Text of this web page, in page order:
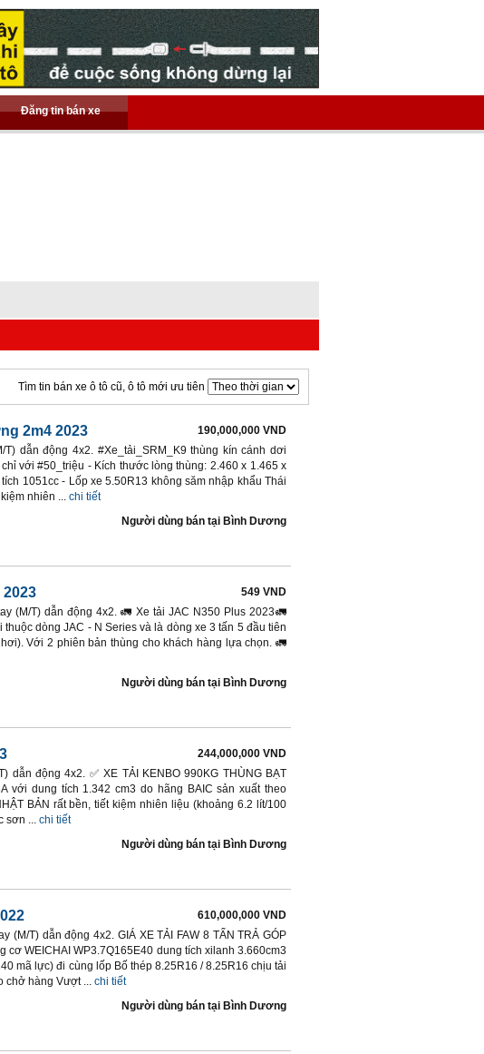
Đăng tin bán xe
Tìm tin bán xe ô tô cũ, ô tô mới ưu tiên
2m4 2023
190,000,000 VND
dẫn động 4x2. #Xe_tải_SRM_K9 thùng kín cánh dơi
với #50_triệu - Kích thước lòng thùng: 2.460 x 1.465 x
1051cc - Lốp xe 5.50R13 không săm nhập khẩu Thái
nhiên ... chi tiết
Người dùng bán tại Bình Dương
549 VND
(M/T) dẫn động 4x2. 🚛 Xe tải JAC N350 Plus 2023🚛
dòng JAC - N Series và là dòng xe 3 tấn 5 đầu tiên
Với 2 phiên bản thùng cho khách hàng lựa chọn. 🚛
Người dùng bán tại Bình Dương
244,000,000 VND
dẫn động 4x2. ✅ XE TẢI KENBO 990KG THÙNG BẠT
với dung tích 1.342 cm3 do hãng BAIC sản xuất theo
BẢN rất bền, tiết kiệm nhiên liệu (khoảng 6.2 lít/100
sơn ... chi tiết
Người dùng bán tại Bình Dương
610,000,000 VND
(M/T) dẫn động 4x2. GIÁ XE TẢI FAW 8 TẤN TRẢ GÓP
cơ WEICHAI WP3.7Q165E40 dung tích xilanh 3.660cm3
mã lực) đi cùng lốp Bố thép 8.25R16 / 8.25R16 chịu tải
chở hàng Vượt ... chi tiết
Người dùng bán tại Bình Dương